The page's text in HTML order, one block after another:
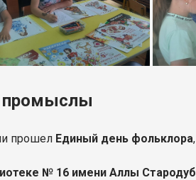
промыслы
прошел Единый день фольклора
№ 16 имени Аллы